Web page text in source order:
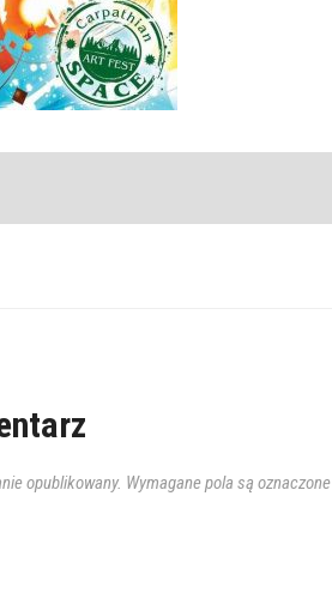
opublikowany. Wymagane pola są oznaczone